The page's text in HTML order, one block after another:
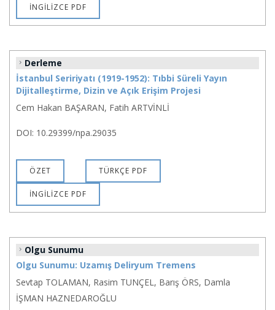
İNGİLİZCE PDF
Derleme
İstanbul Seririyatı (1919-1952): Tıbbi Süreli Yayın
Dijitalleştirme, Dizin ve Açık Erişim Projesi
Cem Hakan BAŞARAN, Fatih ARTVİNLİ
DOI: 10.29399/npa.29035
ÖZET TÜRKÇE PDF
İNGİLİZCE PDF
Olgu Sunumu
Olgu Sunumu: Uzamış Deliryum Tremens
Sevtap TOLAMAN, Rasim TUNÇEL, Barış ÖRS, Damla
İŞMAN HAZNEDAROĞLU